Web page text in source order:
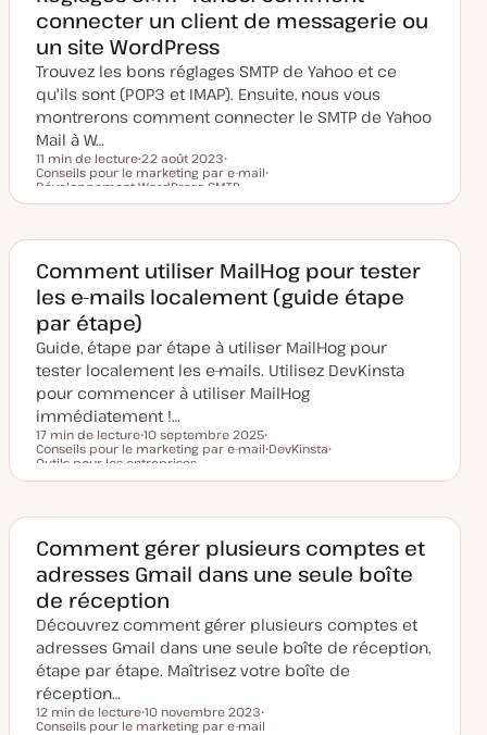
connecter un client de messagerie ou
un site WordPress
Trouvez les bons réglages SMTP de Yahoo et ce
qu'ils sont (POP3 et IMAP). Ensuite, nous vous
montrerons comment connecter le SMTP de Yahoo
Mail à W…
Temps de lecture
11 min de lecture
D
a
t
e
i
e
à
j
o
u
r
22 août 2023
S
u
j
Conseils pour le marketing par e-mail
u
t
Développement WordPress
S
e
SMTP
Comment utiliser MailHog pour tester
les e-mails localement (guide étape
par étape)
Guide, étape par étape à utiliser MailHog pour
tester localement les e-mails. Utilisez DevKinsta
pour commencer à utiliser MailHog
immédiatement !…
Temps de lecture
17 min de lecture
D
a
t
e
s
e
à
j
o
u
r
10 septembre 2025
S
j
Conseils pour le marketing par e-mail
u
t
DevKinsta
u
t
Outils pour les entreprises
Comment gérer plusieurs comptes et
adresses Gmail dans une seule boîte
de réception
Découvrez comment gérer plusieurs comptes et
adresses Gmail dans une seule boîte de réception,
étape par étape. Maîtrisez votre boîte de
réception…
Temps de lecture
12 min de lecture
D
10 novembre 2023
S
Conseils pour le marketing par e-mail